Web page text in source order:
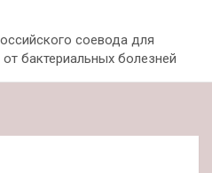
соевода для
бактериальных болезней